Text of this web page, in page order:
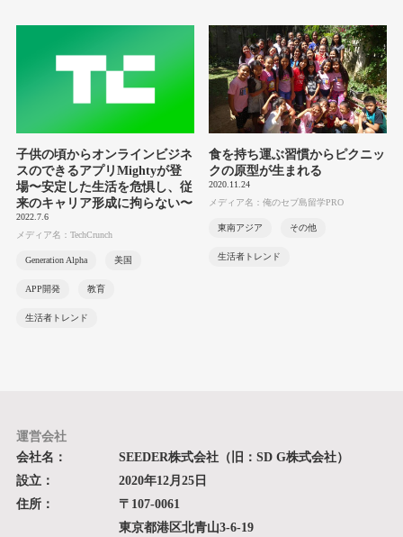
子供の頃からオンラインビジネ
スのできるアプリMightyが登
場〜安定した生活を危惧し、従
来のキャリア形成に拘らない〜
2022.7.6
メディア名：TechCrunch
Generation Alpha 美国
APP開発 教育
生活者トレンド
食を持ち運ぶ習慣からピクニッ
クの原型が生まれる
2020.11.24
メディア名：俺のセブ島留学PRO
東南アジア その他
生活者トレンド
運営会社
会社名：
SEEDER株式会社（旧：SD G株式会社）
設立：
2020年12月25日
住所：
〒107-0061
東京都港区北青山3-6-19